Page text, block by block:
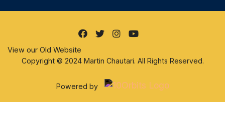
View our Old Website
Copyright © 2024 Martin Chautari. All Rights Reserved.
Powered by